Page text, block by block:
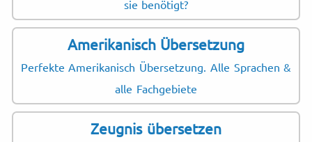
sie benötigt?
Amerikanisch Übersetzung
Perfekte Amerikanisch Übersetzung. Alle Sprachen &
alle Fachgebiete
Zeugnis übersetzen